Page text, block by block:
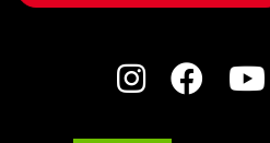
Maison des Propriétaires
Charte des Acteurs Engagés